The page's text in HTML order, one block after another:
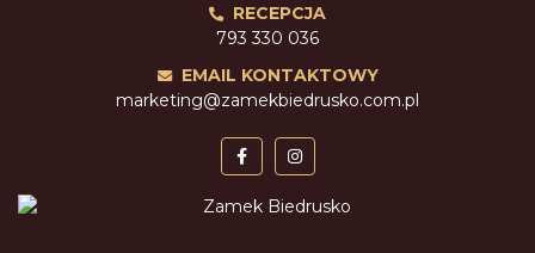
RECEPCJA
793 330 036
EMAIL KONTAKTOWY
marketing@zamekbiedrusko.com.pl